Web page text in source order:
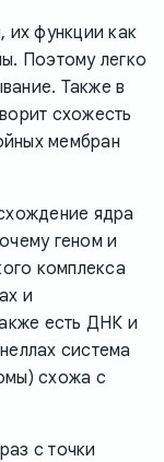
их функции как
Поэтому легко
Также в
схожесть
мембран
ядра
геном и
комплекса
и
есть ДНК и
система
схожа с
с точки